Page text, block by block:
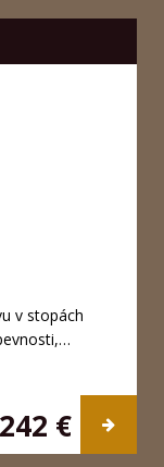
v stopách
€